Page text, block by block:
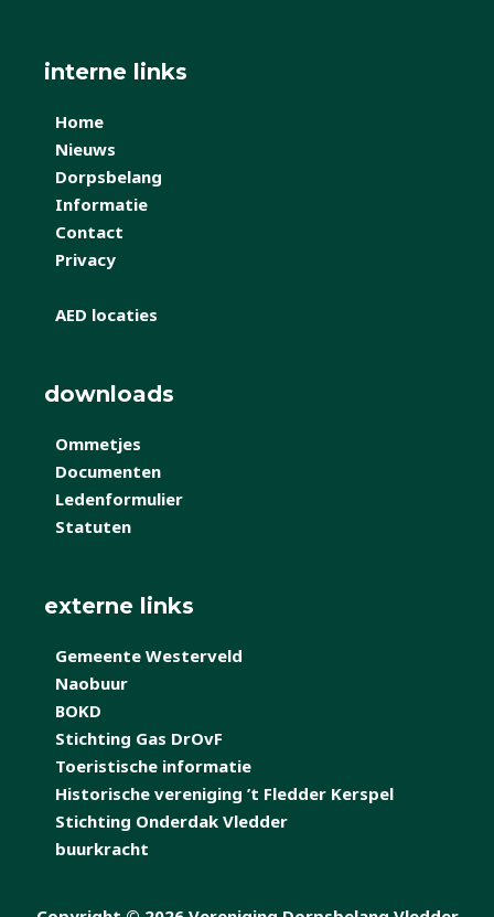
interne links
Home
Nieuws
Dorpsbelang
Informatie
Contact
Privacy
AED locaties
downloads
Ommetjes
Documenten
Ledenformulier
Statuten
externe links
Gemeente Westerveld
Naobuur
BOKD
Stichting Gas DrOvF
Toeristische informatie
Historische vereniging ’t Fledder Kerspel
Stichting Onderdak Vledder
buurkracht